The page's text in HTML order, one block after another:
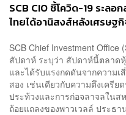
SCB CIO ชี้โควิด-19 ระล
ไทยได้อานิสงส์หลังเศรษฐ
SCB Chief Investment Office
สัปดาห์ ระบุว่า สัปดาห์นี้ตลาด
และได้รับแรงกดดันจากความเ
สอง เช่นเดียวกับความตึงเครีย
ประท้วงและการก่อจลาจลใน
ถ้อยแถลงของพาวเวลล์ ประธา